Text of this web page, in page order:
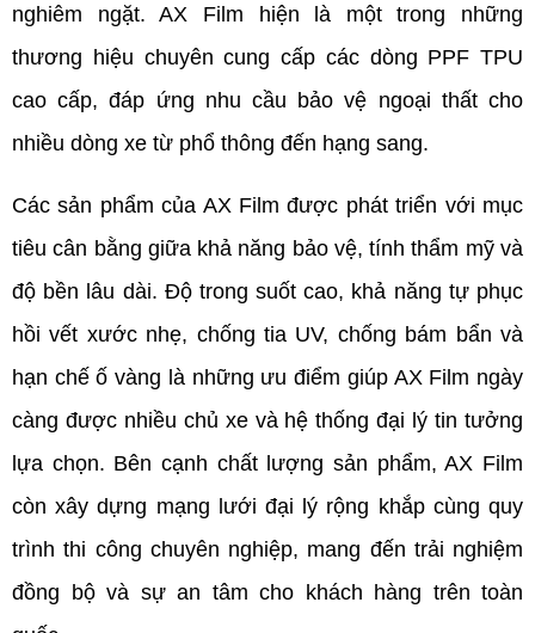
nghiêm ngặt. AX Film hiện là một trong những
thương hiệu chuyên cung cấp các dòng PPF TPU
cao cấp, đáp ứng nhu cầu bảo vệ ngoại thất cho
nhiều dòng xe từ phổ thông đến hạng sang.
Các sản phẩm của AX Film được phát triển với mục
tiêu cân bằng giữa khả năng bảo vệ, tính thẩm mỹ và
độ bền lâu dài. Độ trong suốt cao, khả năng tự phục
hồi vết xước nhẹ, chống tia UV, chống bám bẩn và
hạn chế ố vàng là những ưu điểm giúp AX Film ngày
càng được nhiều chủ xe và hệ thống đại lý tin tưởng
lựa chọn. Bên cạnh chất lượng sản phẩm, AX Film
còn xây dựng mạng lưới đại lý rộng khắp cùng quy
trình thi công chuyên nghiệp, mang đến trải nghiệm
đồng bộ và sự an tâm cho khách hàng trên toàn